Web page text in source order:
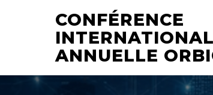
CONFÉRENCE
ANNUELLE